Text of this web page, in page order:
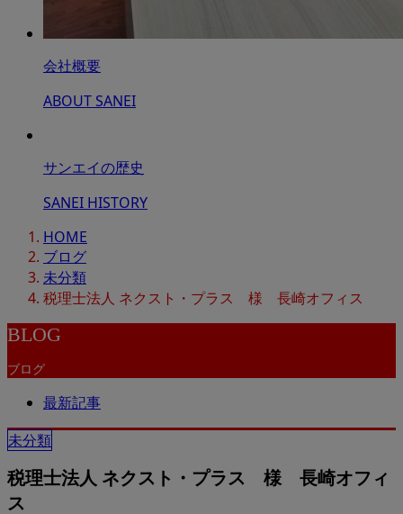
会社概要
ABOUT SANEI
サンエイの歴史
SANEI HISTORY
HOME
ブログ
未分類
税理士法人 ネクスト・プラス 様 長崎オフィス
BLOG
ブログ
最新記事
未分類
税理士法人 ネクスト・プラス 様 長崎オフィ
ス